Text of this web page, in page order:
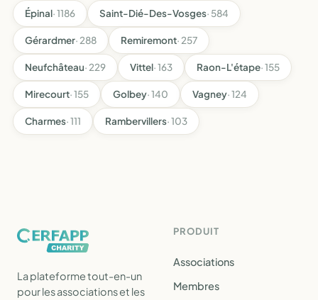
Épinal· 1186 Saint-Dié-Des-Vosges· 584
Gérardmer· 288 Remiremont· 257
Neufchâteau· 229 Vittel· 163 Raon-L'étape· 155
Mirecourt· 155 Golbey· 140 Vagney· 124
Charmes· 111 Rambervillers· 103
La plateforme tout-en-un
pour les associations et les
PRODUIT
Associations
Membres